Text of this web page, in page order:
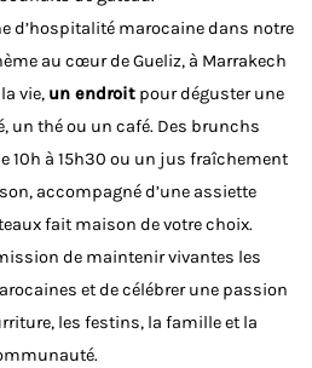
d’hospitalité marocaine dans notre
au cœur de Gueliz, à Marrakech
vie, un endroitpour déguster une
un thé ou un café. Des brunchs
10h à 15h30 ou un jus fraîchement
accompagné d’une assiette
fait maison de votre choix.
de maintenir vivantes les
et de célébrer une passion
les festins, la famille et la